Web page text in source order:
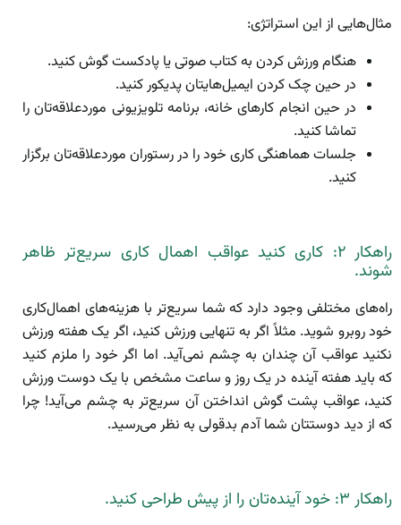
مثال‌هایی از این استراتژی:
هنگام ورزش کردن به کتاب صوتی یا پادکست گوش کنید.
در حین چک کردن ایمیل‌هایتان پدیکور کنید.
در حین انجام کارهای خانه، برنامه تلویزیونی موردعلاقه‌تان را
تماشا کنید.
جلسات هماهنگی کاری خود را در رستوران موردعلاقه‌تان برگزار
کنید.
راهکار ۲: کاری کنید عواقب اهمال کاری سریع‌تر ظاهر
شوند.
راه‌های مختلفی وجود دارد که شما سریع‌تر با هزینه‌های اهمال‌کاری
خود روبرو شوید. مثلاً اگر به تنهایی ورزش کنید، اگر یک هفته ورزش
نکنید عواقب آن چندان به چشم نمی‌آید. اما اگر خود را ملزم کنید
که باید هفته آینده در یک روز و ساعت مشخص با یک دوست ورزش
کنید، عواقب پشت گوش انداختن آن سریع‌تر به چشم می‌آید! چرا
که از دید دوستتان شما آدم بدقولی به نظر می‌رسید.
راهکار ۳: خود آينده‌تان را از پیش طراحی کنید.